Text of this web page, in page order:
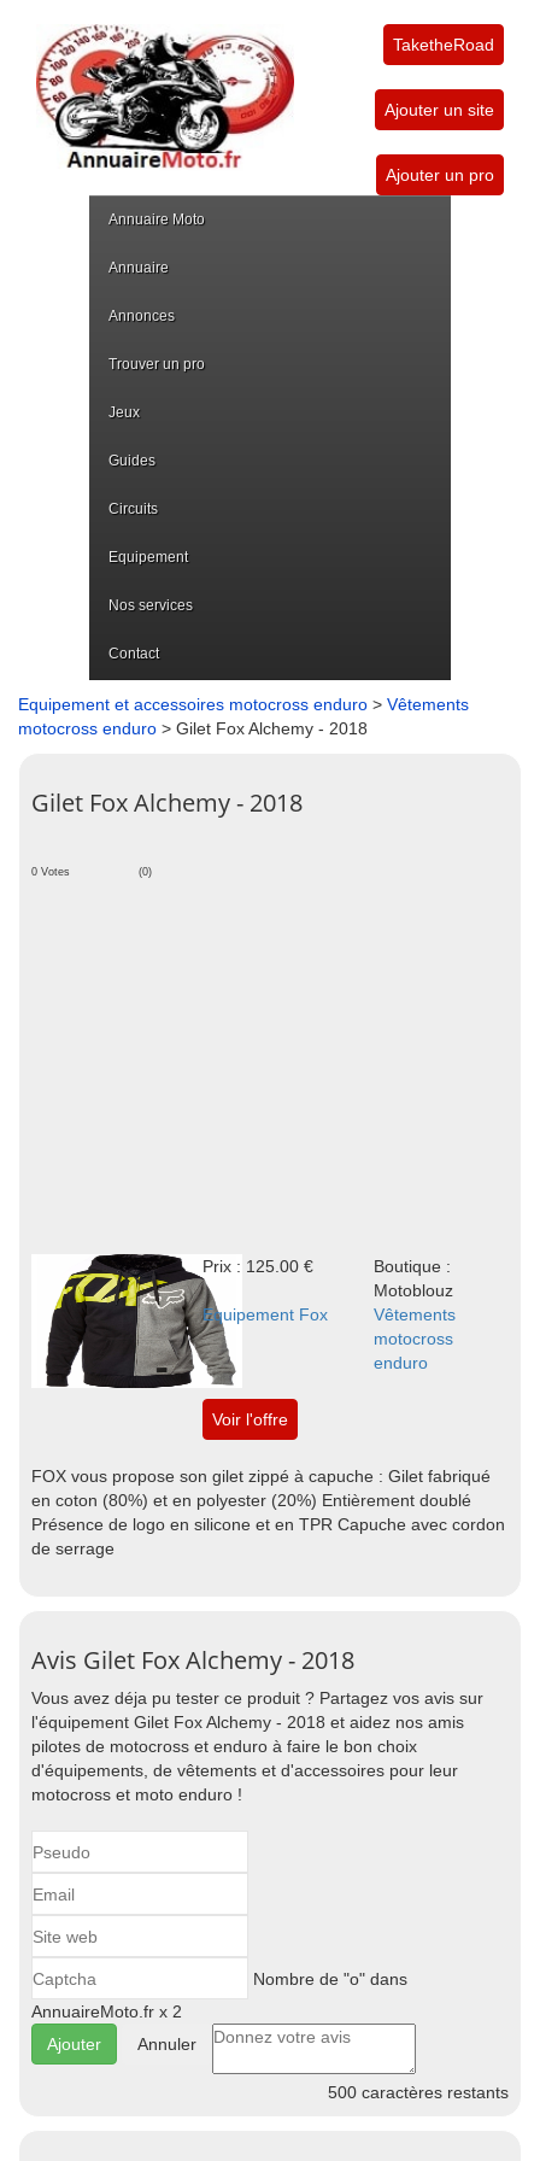
TaketheRoad
Ajouter un site
Ajouter un pro
Annuaire Moto
Annuaire
Annonces
Trouver un pro
Jeux
Guides
Circuits
Equipement
Nos services
Contact
Equipement et accessoires motocross enduro > Vêtements
motocross enduro > Gilet Fox Alchemy - 2018
Gilet Fox Alchemy - 2018
0 Votes (0)
Prix : 125.00 €
Boutique :
Motoblouz
Equipement Fox
Vêtements
motocross
enduro
Voir l'offre
FOX vous propose son gilet zippé à capuche : Gilet fabriqué
en coton (80%) et en polyester (20%) Entièrement doublé
Présence de logo en silicone et en TPR Capuche avec cordon
de serrage
Avis Gilet Fox Alchemy - 2018
Vous avez déja pu tester ce produit ? Partagez vos avis sur
l'équipement Gilet Fox Alchemy - 2018 et aidez nos amis
pilotes de motocross et enduro à faire le bon choix
d'équipements, de vêtements et d'accessoires pour leur
motocross et moto enduro !
Nombre de "o" dans
AnnuaireMoto.fr x 2
Annuler
500 caractères restants